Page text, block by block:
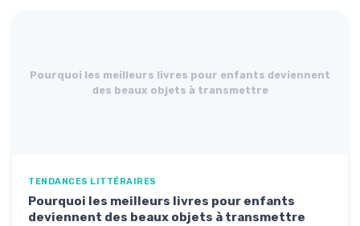
Pourquoi les meilleurs livres pour enfants deviennent
des beaux objets à transmettre
TENDANCES LITTÉRAIRES
Pourquoi les meilleurs livres pour enfants
deviennent des beaux objets à transmettre